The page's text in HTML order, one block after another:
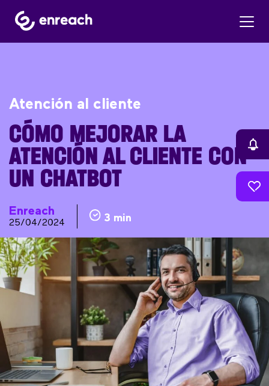
Atención al cliente
CÓMO MEJORAR LA
ATENCIÓN AL CLIENTE CON
UN CHATBOT
Enreach
25/04/2024 3 min